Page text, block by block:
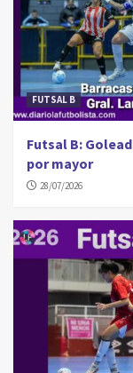
FUTSAL B
Futsal B:
por mayor
28/07/2026